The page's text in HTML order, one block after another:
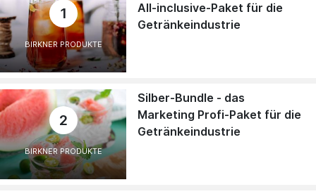
1
BIRKNER PRODUKTE
All-inclusive-Paket für die
Getränkeindustrie
2
BIRKNER PRODUKTE
Silber-Bundle - das
Marketing Profi-Paket für die
Getränkeindustrie